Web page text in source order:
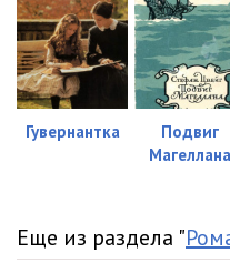
Гувернантка
Подвиг
Магеллана
Еще из раздела "